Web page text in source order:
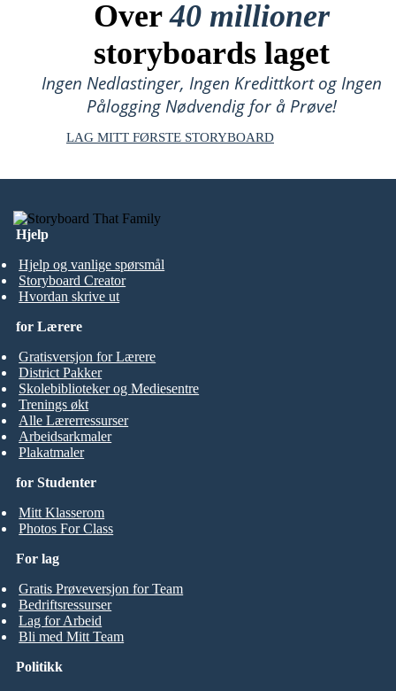
Over40 millioner
storyboards laget
Ingen Nedlastinger, Ingen Kredittkort og Ingen
Pålogging Nødvendig for å Prøve!
LAG MITT FØRSTE STORYBOARD
Hjelp
Hjelp og vanlige spørsmål
Storyboard Creator
Hvordan skrive ut
for Studenter
Mitt Klasserom
Photos For Class
for Lærere
Gratisversjon for Lærere
District Pakker
Skolebiblioteker og Mediesentre
Trenings økt
Alle Lærerressurser
Arbeidsarkmaler
Plakatmaler
For lag
Gratis Prøveversjon for Team
Bedriftsressurser
Lag for Arbeid
Bli med Mitt Team
Politikk